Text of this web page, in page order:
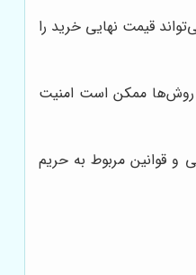
قیمت نهایی خرید را
روش‌ها ممکن است امنیت
و قوانین مربوط به حریم